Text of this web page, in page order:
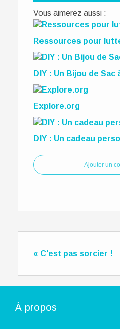
Vous aimerez aussi :
Ressources pour
DIY : Un Bijou de
Explore.org
DIY : Un cadeau
Ajouter un
« C'est pas sorcier !
À propos